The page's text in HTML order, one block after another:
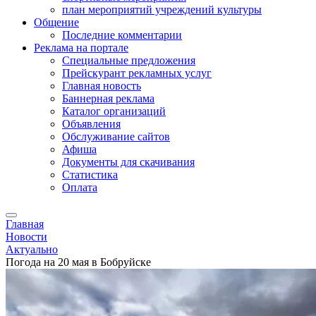
план мероприятий учреждений культуры
Общение
Последние комментарии
Реклама на портале
Специальные предложения
Прейскурант рекламных услуг
Главная новость
Баннерная реклама
Каталог организаций
Объявления
Обслуживание сайтов
Афиша
Документы для скачивания
Статистика
Оплата
Главная
Новости
Актуально
Погода на 20 мая в Бобруйске